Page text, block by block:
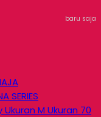
baru saja
SERIES
M Ukuran 70